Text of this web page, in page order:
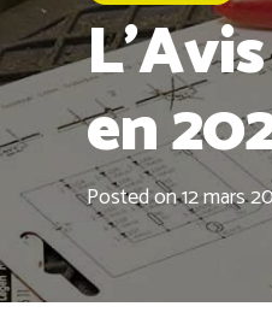
en
Posted on12 mars